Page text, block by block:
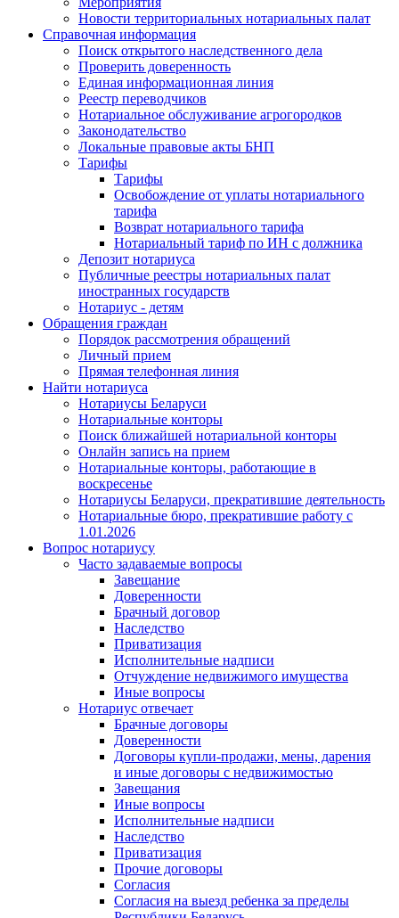
Новости территориальных нотариальных палат
Справочная информация
Поиск открытого наследственного дела
Проверить доверенность
Единая информационная линия
Реестр переводчиков
Нотариальное обслуживание агрогородков
Законодательство
Локальные правовые акты БНП
Тарифы
Тарифы
Освобождение от уплаты нотариального
тарифа
Возврат нотариального тарифа
Нотариальный тариф по ИН с должника
Депозит нотариуса
Публичные реестры нотариальных палат
иностранных государств
Нотариус - детям
Обращения граждан
Порядок рассмотрения обращений
Личный прием
Прямая телефонная линия
Найти нотариуса
Нотариусы Беларуси
Нотариальные конторы
Поиск ближайшей нотариальной конторы
Онлайн запись на прием
Нотариальные конторы, работающие в
воскресенье
Нотариусы Беларуси, прекратившие деятельность
Нотариальные бюро, прекратившие работу с
1.01.2026
Вопрос нотариусу
Часто задаваемые вопросы
Завещание
Доверенности
Брачный договор
Наследство
Приватизация
Исполнительные надписи
Отчуждение недвижимого имущества
Иные вопросы
Нотариус отвечает
Брачные договоры
Доверенности
Договоры купли-продажи, мены, дарения
и иные договоры с недвижимостью
Завещания
Иные вопросы
Исполнительные надписи
Наследство
Приватизация
Прочие договоры
Согласия
Согласия на выезд ребенка за пределы